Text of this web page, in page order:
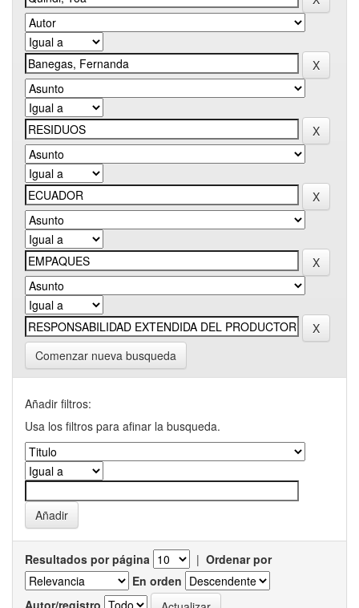
Comenzar nueva busqueda
Añadir filtros:
Usa los filtros para afinar la busqueda.
Resultados por página | Ordenar por
En orden
Autor/registro